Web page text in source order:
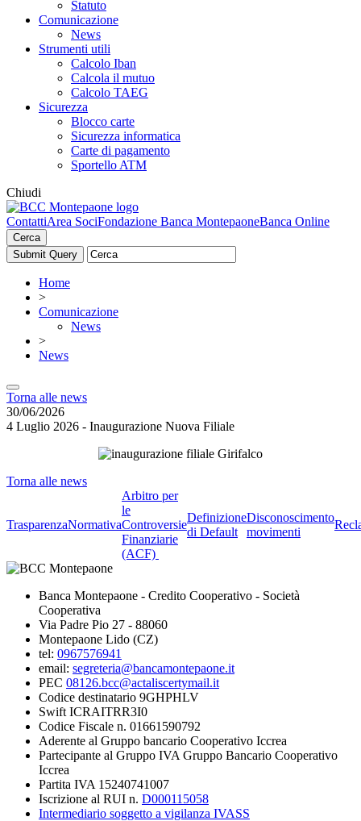
Statuto
Comunicazione
News
Strumenti utili
Calcolo Iban
Calcola il mutuo
Calcolo TAEG
Sicurezza
Blocco carte
Sicurezza informatica
Carte di pagamento
Sportello ATM
Chiudi
ContattiArea SociFondazione Banca MontepaoneBanca Online
Cerca
Home
>
Comunicazione
News
>
News
Torna alle news
30/06/2026
4 Luglio 2026 - Inaugurazione Nuova Filiale
Torna alle news
TrasparenzaNormativa
Arbitro per
le
Controversie
Finanziarie
(ACF)
Definizione
di Default
Disconoscimento
movimenti
Banca Montepaone - Credito Cooperativo - Società
Cooperativa
Via Padre Pio 27 - 88060
Montepaone Lido (CZ)
tel: 0967576941
email: segreteria@bancamontepaone.it
PEC 08126.bcc@actaliscertymail.it
Codice destinatario 9GHPHLV
Swift ICRAITRR3I0
Codice Fiscale n. 01661590792
Aderente al Gruppo bancario Cooperativo Iccrea
Partecipante al Gruppo IVA Gruppo Bancario Cooperativo
Iccrea
Partita IVA 15240741007
Iscrizione al RUI n. D000115058
Intermediario soggetto a vigilanza IVASS